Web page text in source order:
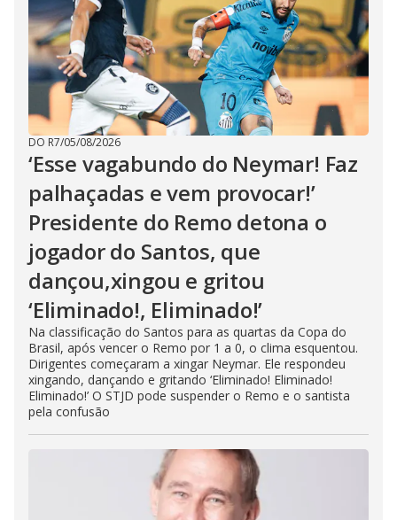
DO R7/05/08/2026
‘Esse vagabundo do Neymar! Faz
palhaçadas e vem provocar!’
Presidente do Remo detona o
jogador do Santos, que
dançou,xingou e gritou
‘Eliminado!, Eliminado!’
Na classificação do Santos para as quartas da Copa do
Brasil, após vencer o Remo por 1 a 0, o clima esquentou.
Dirigentes começaram a xingar Neymar. Ele respondeu
xingando, dançando e gritando ‘Eliminado! Eliminado!
Eliminado!’ O STJD pode suspender o Remo e o santista
pela confusão